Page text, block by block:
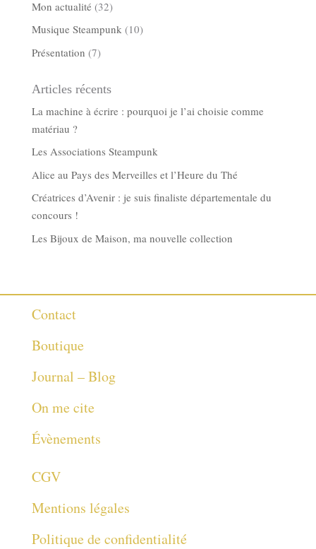
Mon actualité (32)
Musique Steampunk(10)
Présentation (7)
Articles récents
La machine à écrire : pourquoi je l’ai choisie comme
matériau ?
Les Associations Steampunk
Alice au Pays des Merveilles et l’Heure du Thé
Créatrices d’Avenir : je suis finaliste départementale du
concours !
Les Bijoux de Maison, ma nouvelle collection
Contact
Boutique
Journal – Blog
On me cite
Évènements
CGV
Mentions légales
Politique de confidentialité